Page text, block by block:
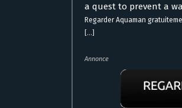
a quest to prevent a
Regarder Aquaman
[...]
Annonce